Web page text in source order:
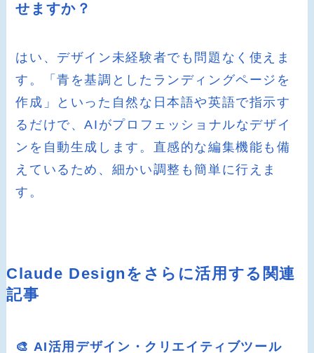
せますか？
はい、デザイン未経験者でも問題なく使えま
す。「青を基調としたランディングページを
作成」といった自然な日本語や英語で指示す
るだけで、AIがプロフェッショナルなデザイ
ンを自動生成します。直感的な編集機能も備
えているため、細かい調整も簡単に行えま
す。
Claude Designをさらに活用する関連
記事
🎨 AI活用デザイン・クリエイティブツール